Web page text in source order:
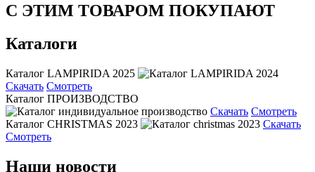
С ЭТИМ ТОВАРОМ ПОКУПАЮТ
Каталоги
Каталог LAMPIRIDA 2025
Скачать Смотреть
Каталог ПРОИЗВОДСТВО
Скачать Смотреть
Каталог CHRISTMAS 2023
Скачать
Смотреть
Наши новости